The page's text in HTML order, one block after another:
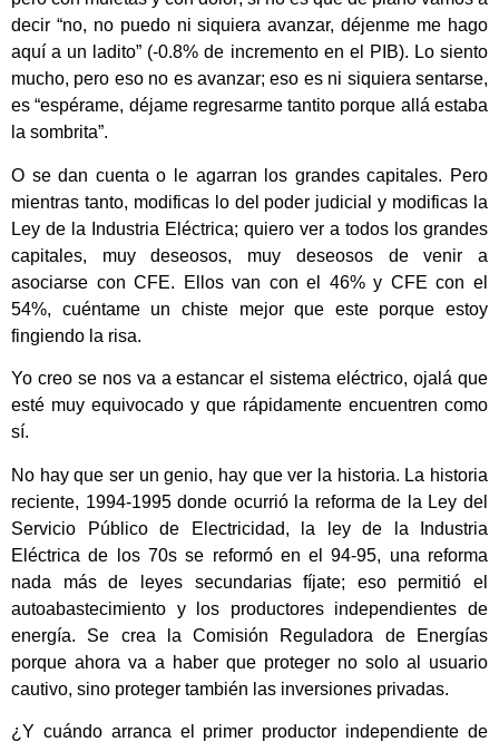
decir “no, no puedo ni siquiera avanzar, déjenme me hago
aquí a un ladito” (-0.8% de incremento en el PIB). Lo siento
mucho, pero eso no es avanzar; eso es ni siquiera sentarse,
es “espérame, déjame regresarme tantito porque allá estaba
la sombrita”.
O se dan cuenta o le agarran los grandes capitales. Pero
mientras tanto, modificas lo del poder judicial y modificas la
Ley de la Industria Eléctrica; quiero ver a todos los grandes
capitales, muy deseosos, muy deseosos de venir a
asociarse con CFE. Ellos van con el 46% y CFE con el
54%, cuéntame un chiste mejor que este porque estoy
fingiendo la risa.
Yo creo se nos va a estancar el sistema eléctrico, ojalá que
esté muy equivocado y que rápidamente encuentren como
sí.
No hay que ser un genio, hay que ver la historia. La historia
reciente, 1994-1995 donde ocurrió la reforma de la Ley del
Servicio Público de Electricidad, la ley de la Industria
Eléctrica de los 70s se reformó en el 94-95, una reforma
nada más de leyes secundarias fíjate; eso permitió el
autoabastecimiento y los productores independientes de
energía. Se crea la Comisión Reguladora de Energías
porque ahora va a haber que proteger no solo al usuario
cautivo, sino proteger también las inversiones privadas.
¿Y cuándo arranca el primer productor independiente de